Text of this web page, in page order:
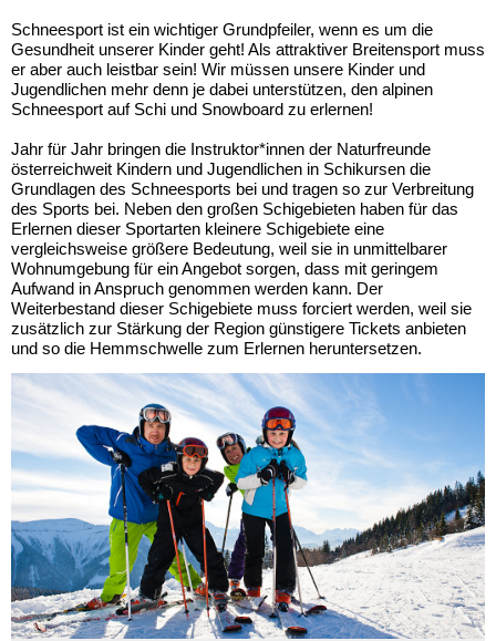
Schneesport ist ein wichtiger Grundpfeiler, wenn es um die
Gesundheit unserer Kinder geht! Als attraktiver Breitensport muss
er aber auch leistbar sein! Wir müssen unsere Kinder und
Jugendlichen mehr denn je dabei unterstützen, den alpinen
Schneesport auf Schi und Snowboard zu erlernen!
Jahr für Jahr bringen die Instruktor*innen der Naturfreunde
österreichweit Kindern und Jugendlichen in Schikursen die
Grundlagen des Schneesports bei und tragen so zur Verbreitung
des Sports bei. Neben den großen Schigebieten haben für das
Erlernen dieser Sportarten kleinere Schigebiete eine
vergleichsweise größere Bedeutung, weil sie in unmittelbarer
Wohnumgebung für ein Angebot sorgen, dass mit geringem
Aufwand in Anspruch genommen werden kann. Der
Weiterbestand dieser Schigebiete muss forciert werden, weil sie
zusätzlich zur Stärkung der Region günstigere Tickets anbieten
und so die Hemmschwelle zum Erlernen heruntersetzen.